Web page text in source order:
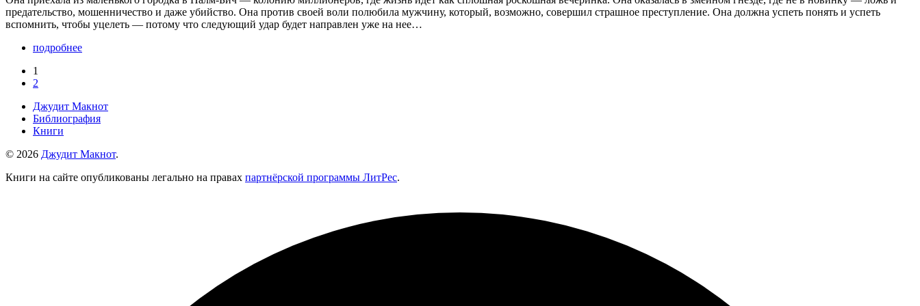
предательство, мошенничество и даже убийство. Она против своей воли полюбила мужчину, который, возможно, совершил страшное преступление. Она должна успеть понять и успеть
вспомнить, чтобы уцелеть — потому что следующий удар будет направлен уже на нее…
подробнее
1
2
Джудит Макнот
Библиография
Книги
© 2026 Джудит Макнот.
Книги на сайте опубликованы легально на правах партнёрской программы ЛитРес.